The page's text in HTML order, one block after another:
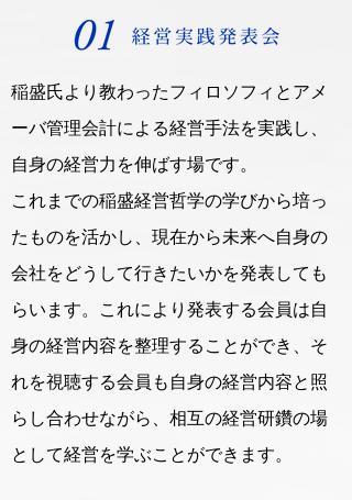
稲盛氏より教わったフィロソフィとアメ
ーバ管理会計による経営手法を実践し、
自身の経営力を伸ばす場です。
これまでの稲盛経営哲学の学びから培っ
たものを活かし、現在から未来へ自身の
会社をどうして行きたいかを発表しても
らいます。これにより発表する会員は自
身の経営内容を整理することができ、そ
れを視聴する会員も自身の経営内容と照
らし合わせながら、相互の経営研鑽の場
として経営を学ぶことができます。